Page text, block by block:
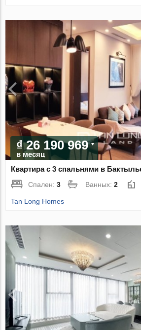
₫ 26 190 969
в месяц
Квартира с 3 спальнями в
Спален:3 Ванных:2
Tan Long Homes